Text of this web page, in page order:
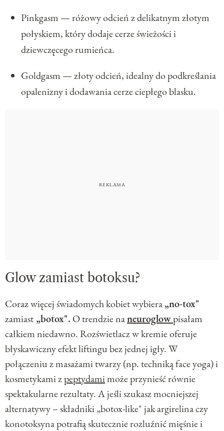
Pinkgasm — różowy odcień z delikatnym złotym
połyskiem, który dodaje cerze świeżości i
dziewczęcego rumieńca.
Goldgasm — złoty odcień, idealny do podkreślania
opalenizny i dodawania cerze ciepłego blasku.
Glow zamiast botoksu?
Coraz więcej świadomych kobiet wybiera„no-tox"
zamiast „botox". O trendzie naneuroglowpisałam
całkiem niedawno. Rozświetlacz w kremie oferuje
błyskawiczny efekt liftingu bez jednej igły. W
połączeniu z masażami twarzy (np. techniką face yoga) i
kosmetykami zpeptydamimoże przynieść równie
spektakularne rezultaty. A jeśli szukasz mocniejszej
alternatywy – składniki „botox-like" jak argirelina czy
konotoksyna potrafią skutecznie rozluźnić mięśnie i